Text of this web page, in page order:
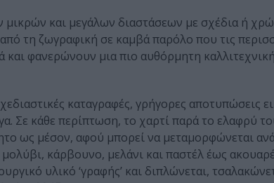
μικρών και μεγάλων διαστάσεων με σχέδια ή
τη ζωγραφική σε καμβά παρόλο που τις
φανερώνουν μια πιο αυθόρμητη
καταγραφές, γρήγορες αποτυπώσεις
Σε κάθε περίπτωση, το χαρτί παρά το ελαφρύ
ως μέσον, αφού μπορεί να μεταμορφώνεται
κάρβουνο, μελάνι και παστέλ έως
υλικό ‘γραφής’ και διπλώνεται,